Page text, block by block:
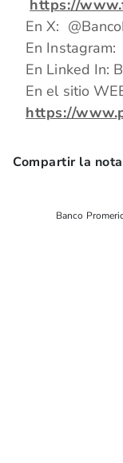
https://
En X:
En
En Linked In:
En el sitio
https://
Compartir la
Banco